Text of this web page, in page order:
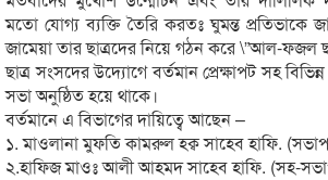
মতো যোগ্য ব্যক্তি তৈরি করতঃ ঘুমন্ত প্রতিভাকে
জামেয়া তার ছাত্রদের নিয়ে গঠন করে \”আল-ফজল
ছাত্র সংসদের উদ্যোগে বর্তমান প্রেক্ষাপট সহ বিভিন্ন
সভা অনুষ্ঠিত হয়ে থাকে।
বর্তমানে এ বিভাগের দায়িত্বে আছেন –
১. মাওলানা মুফতি কামরুল হক্ব সাহেব হাফি.
২.হাফিজ মাওঃ আলী আহমদ সাহেব হাফি. (সহ-